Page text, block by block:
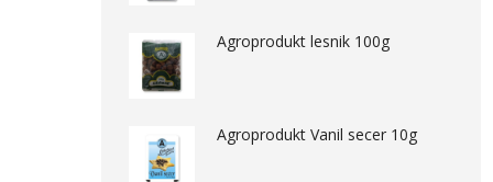
Agroprodukt lesnik 100g
Agroprodukt Vanil secer 10g